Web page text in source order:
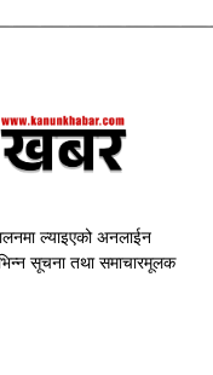
ल्याइएको अनलाईन
सूचना तथा समाचारमूलक